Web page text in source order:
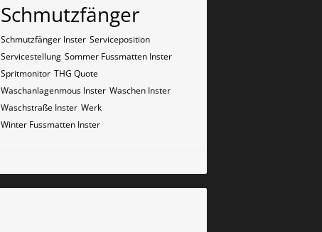
Schmutzfänger
Schmutzfänger Inster Serviceposition
Servicestellung Sommer Fussmatten Inster
Spritmonitor THG Quote
Waschanlagenmous Inster Waschen Inster
Waschstraße Inster Werk
Winter Fussmatten Inster